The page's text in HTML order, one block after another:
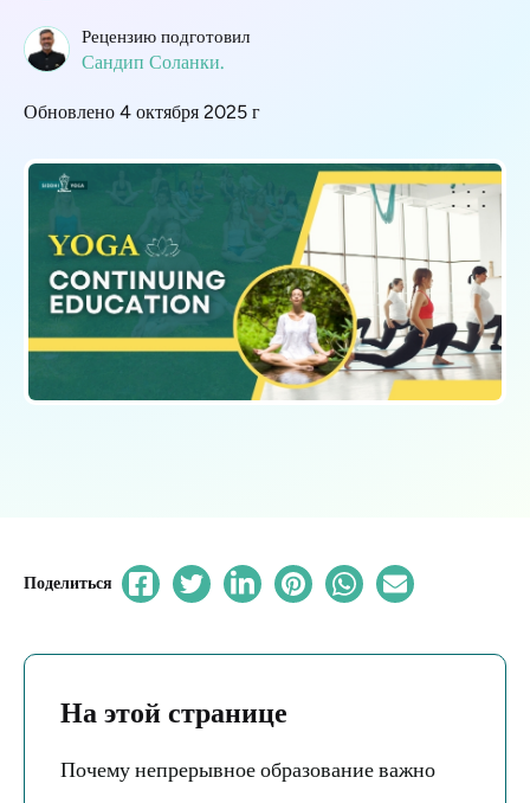
Рецензию подготовил
Сандип Соланки.
Обновлено 4 октября 2025 г
Поделиться
На этой странице
Почему непрерывное образование важно